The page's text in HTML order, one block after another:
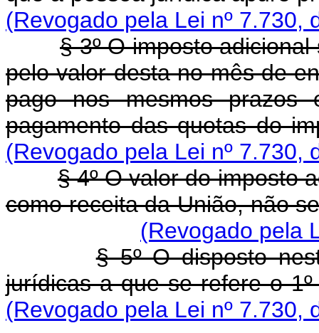
(Revogado pela Lei nº 7.730,
§ 3º O imposto
pelo valor desta no mês de
pago nos mesmos prazos
pagamento das quotas do
(Revogado pela Lei nº 7.730,
§ 4º O valor do imposto
como receita da União, não
(Revogado pela
§ 5º O disposto
jurídicas a que se refere o
(Revogado pela Lei nº 7.730,